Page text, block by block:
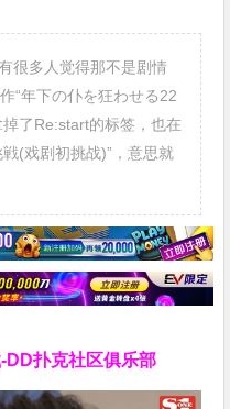
很多人觉得那不是剧情
“年下の仆を狂わせる22
了Re:start的标签，也在
(戏剧初挑战)”，意思就
DD扑克社区俱乐部